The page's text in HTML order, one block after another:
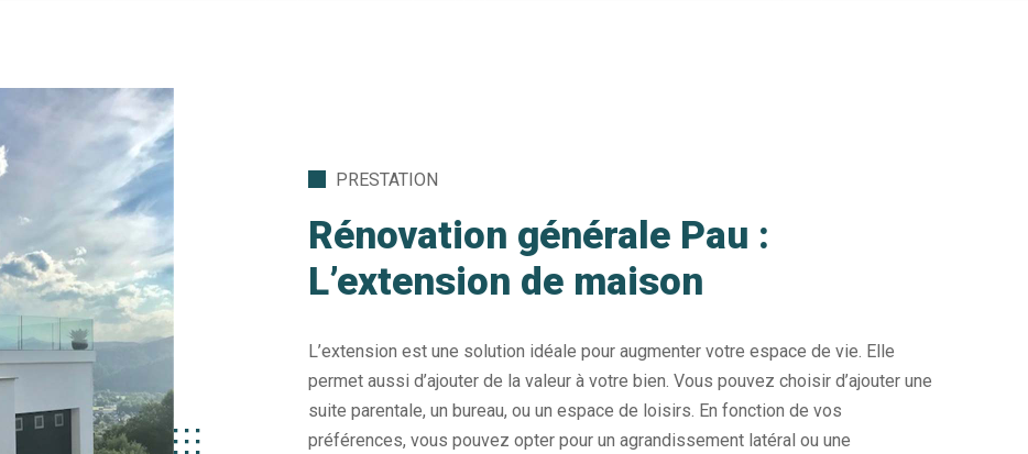
PRESTATION
Rénovation générale Pau :
L’extension de maison
L’extension est une solution idéale pour augmenter votre espace de vie. Elle
permet aussi d’ajouter de la valeur à votre bien. Vous pouvez choisir d’ajouter une
suite parentale, un bureau, ou un espace de loisirs. En fonction de vos
préférences, vous pouvez opter pour un agrandissement latéral ou une